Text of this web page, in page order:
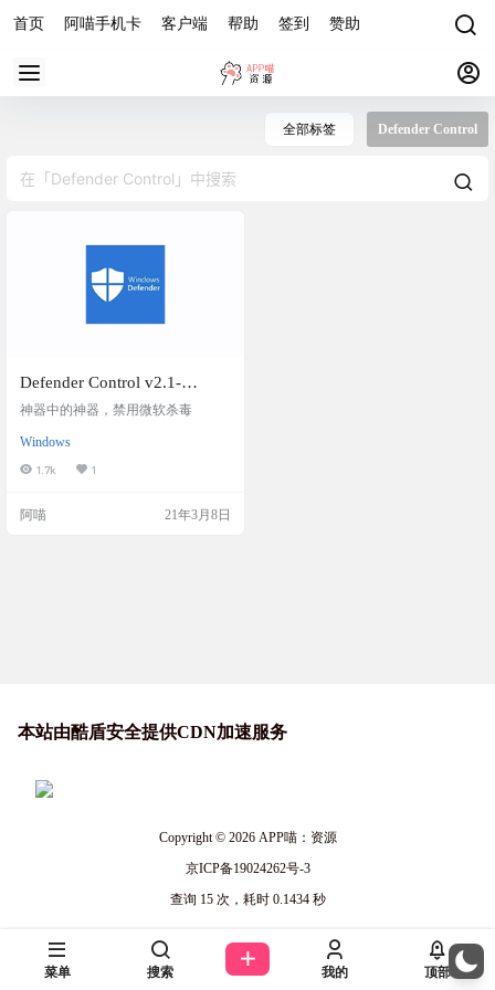
首页 阿喵手机卡 客户端 帮助 签到 赞助
全部标签 Defender Control
Defender Control v2.1-
WindowsDefender禁用工具，
神器中的神器，禁用微软杀毒
Windows
1.7k 1
阿喵 21年3月8日
本站由酷盾安全提供CDN加速服务
Copyright © 2026APP喵：资源
京ICP备19024262号-3
查询 15 次，耗时 0.1434 秒
菜单 搜索 我的 顶部